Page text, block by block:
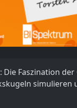
Faszination der
simulieren